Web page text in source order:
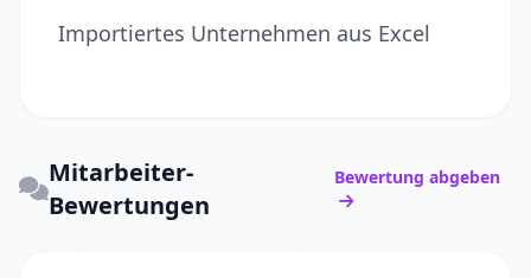
Importiertes Unternehmen aus Excel
Mitarbeiter-
Bewertungen
Bewertung abgeben